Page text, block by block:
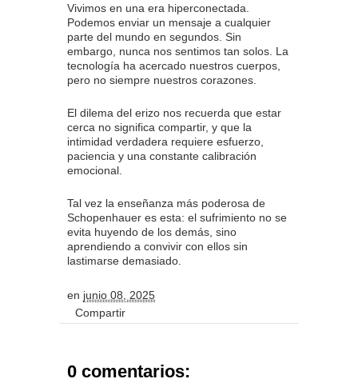
Vivimos en una era hiperconectada.
Podemos enviar un mensaje a cualquier
parte del mundo en segundos. Sin
embargo, nunca nos sentimos tan solos. La
tecnología ha acercado nuestros cuerpos,
pero no siempre nuestros corazones.
El dilema del erizo nos recuerda que estar
cerca no significa compartir, y que la
intimidad verdadera requiere esfuerzo,
paciencia y una constante calibración
emocional.
Tal vez la enseñanza más poderosa de
Schopenhauer es esta: el sufrimiento no se
evita huyendo de los demás, sino
aprendiendo a convivir con ellos sin
lastimarse demasiado.
en junio 08, 2025
Compartir
0 comentarios: